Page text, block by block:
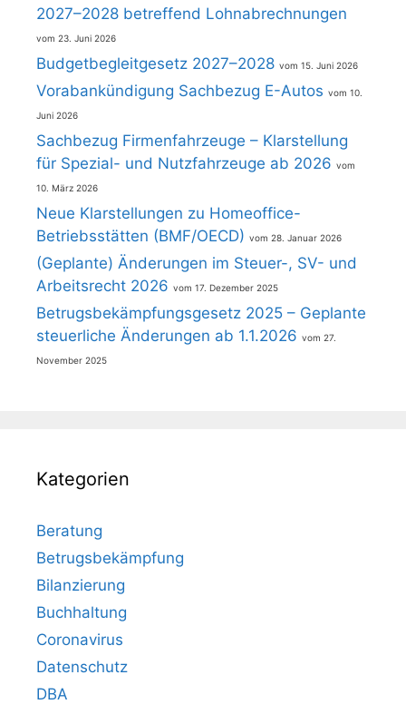
2027–2028 betreffend Lohnabrechnungen
23. Juni 2026
Budgetbegleitgesetz 2027–2028 15. Juni 2026
Vorabankündigung Sachbezug E-Autos 10.
Juni 2026
Sachbezug Firmenfahrzeuge – Klarstellung
für Spezial- und Nutzfahrzeuge ab 2026
10. März 2026
Neue Klarstellungen zu Homeoffice-
Betriebsstätten (BMF/OECD)
28. Januar 2026
(Geplante) Änderungen im Steuer-, SV- und
Arbeitsrecht 2026
17. Dezember 2025
Betrugsbekämpfungsgesetz 2025 – Geplante
steuerliche Änderungen ab 1.1.2026
27.
November 2025
Kategorien
Beratung
Betrugsbekämpfung
Bilanzierung
Buchhaltung
Coronavirus
Datenschutz
DBA